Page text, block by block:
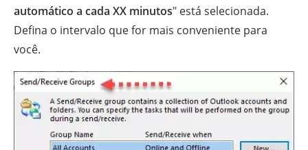
automático a cada XX minutos" está selecionada.
Defina o intervalo que for mais conveniente para
você.